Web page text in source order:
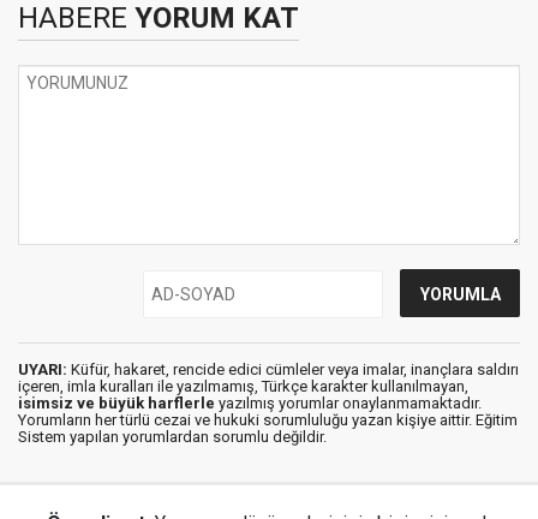
HABERE YORUM KAT
UYARI: Küfür, hakaret, rencide edici cümleler veya imalar, inançlara saldırı
içeren, imla kuralları ile yazılmamış, Türkçe karakter kullanılmayan,
isimsiz ve büyük harflerle yazılmış yorumlar onaylanmamaktadır.
Yorumların her türlü cezai ve hukuki sorumluluğu yazan kişiye aittir. Eğitim
Sistem yapılan yorumlardan sorumlu değildir.